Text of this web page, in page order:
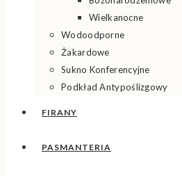
Wielkanocne
Wodoodporne
Żakardowe
Sukno Konferencyjne
Podkład Antypoślizgowy
FIRANY
PASMANTERIA